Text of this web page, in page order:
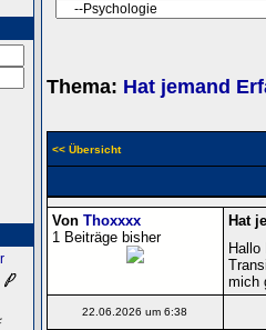
Thema: Hat jemand
<< Übersicht
Von Thoxxxx
1 Beiträge bisher
Hat
mich
22.06.2026 um 6:38